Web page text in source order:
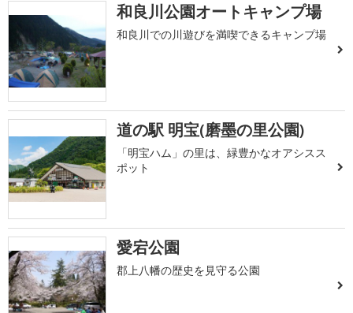
和良川公園オートキャンプ場
和良川での川遊びを満喫できるキャンプ場
道の駅 明宝(磨墨の里公園)
「明宝ハム」の里は、緑豊かなオアシスス
ポット
愛宕公園
郡上八幡の歴史を見守る公園